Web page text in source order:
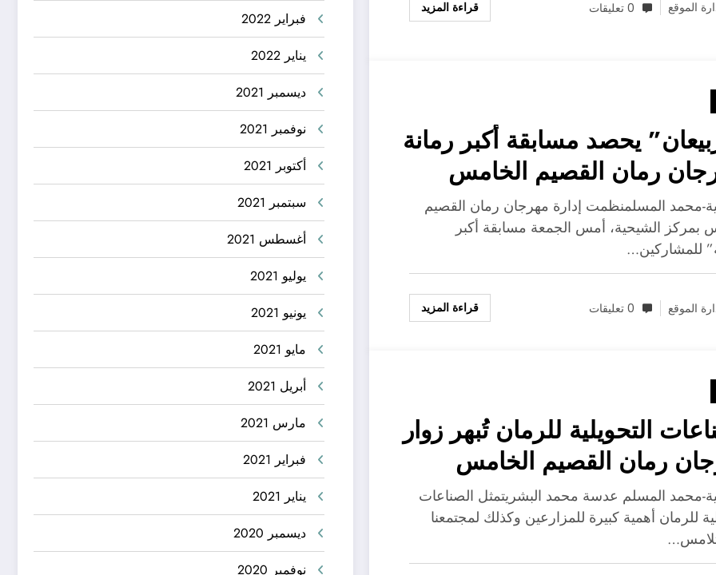
الموقع 0 تعليقات قراءة المزيد
يحصد مسابقة أكبر رمانة
رمان القصيم الخامس
محمد المسلمنظمت إدارة مهرجان رمان القصيم
بمركز الشيحية، أمس الجمعة مسابقة أكبر
للمشاركين…
الموقع 0 تعليقات قراءة المزيد
التحويلية للرمان تُبهر زوار
رمان القصيم الخامس
محمد المسلم عدسة محمد البشريتمثل الصناعات
للرمان أهمية كبيرة للمزارعين وكذلك لمجتمعنا
فبراير 2022
يناير 2022
ديسمبر 2021
نوفمبر 2021
أكتوبر 2021
سبتمبر 2021
أغسطس 2021
يوليو 2021
يونيو 2021
مايو 2021
أبريل 2021
مارس 2021
فبراير 2021
يناير 2021
ديسمبر 2020
نوفمبر 2020